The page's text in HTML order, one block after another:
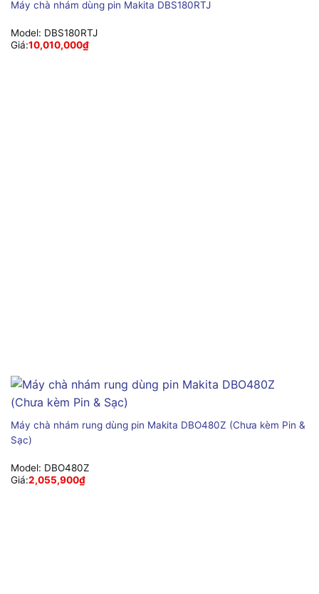
Máy chà nhám dùng pin Makita DBS180RTJ
Model: DBS180RTJ
Giá:10,010,000₫
Máy chà nhám rung dùng pin Makita DBO480Z (Chưa kèm Pin &
Sạc)
Model: DBO480Z
Giá:2,055,900₫